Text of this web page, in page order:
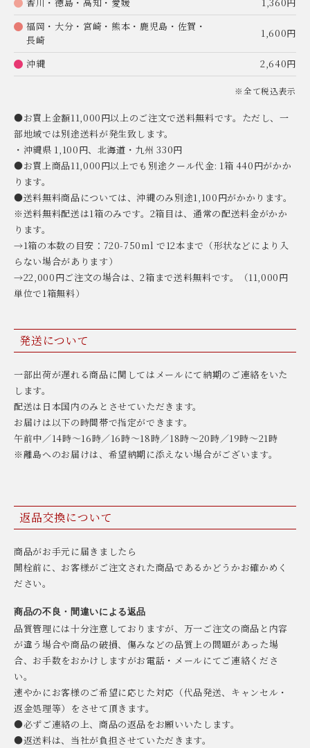
香川・徳島・高知・愛媛
1,360円
福岡・大分・宮崎・熊本・鹿児島・佐賀・
長崎
1,600円
沖縄 2,640円
※全て税込表示
●お買上金額11,000円以上のご注文で送料無料です。ただし、一
部地域では別途送料が発生致します。
・沖縄県 1,100円、北海道・九州 330円
●お買上商品11,000円以上でも別途クール代金: 1箱 440円がかか
ります。
●送料無料商品については、沖縄のみ別途1,100円がかかります。
※送料無料配送は1箱のみです。2箱目は、通常の配送料金がかか
ります。
→1箱の本数の目安：720-750ml で12本まで（形状などにより入
らない場合があります）
→22,000円ご注文の場合は、2箱まで送料無料です。（11,000円
単位で1箱無料）
発送について
一部出荷が遅れる商品に関してはメールにて納期のご連絡をいた
します。
配送は日本国内のみとさせていただきます。
お届けは以下の時間帯で指定ができます。
午前中／14時〜16時／16時〜18時／18時〜20時／19時〜21時
※離島へのお届けは、希望納期に添えない場合がございます。
返品交換について
商品がお手元に届きましたら
開栓前に、お客様がご注文された商品であるかどうかお確かめく
ださい。
商品の不良・間違いによる返品
品質管理には十分注意しておりますが、万一ご注文の商品と内容
が違う場合や商品の破損、傷みなどの品質上の問題があった場
合、お手数をおかけしますがお電話・メールにてご連絡くださ
い。
速やかにお客様のご希望に応じた対応（代品発送、キャンセル・
返金処理等）をさせて頂きます。
●必ずご連絡の上、商品の返品をお願いいたします。
●返送料は、当社が負担させていただきます。